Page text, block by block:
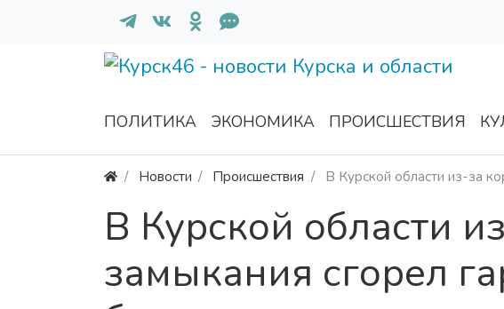
ПОЛИТИКА ЭКОНОМИКА ПРОИСШЕСТВИЯ
Новости Происшествия В Курской области из-за
В Курской области
замыкания сгорел